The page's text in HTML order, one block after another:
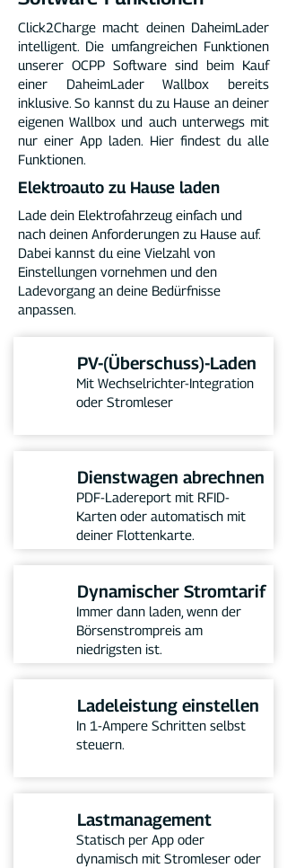
Click2Charge macht deinen DaheimLader
intelligent. Die umfangreichen Funktionen
unserer OCPP Software sind beim Kauf
einer DaheimLader Wallbox bereits
inklusive. So kannst du zu Hause an deiner
eigenen Wallbox und auch unterwegs mit
nur einer App laden. Hier findest du alle
Funktionen.
Elektroauto zu Hause laden
Lade dein Elektrofahrzeug einfach und
nach deinen Anforderungen zu Hause auf.
Dabei kannst du eine Vielzahl von
Einstellungen vornehmen und den
Ladevorgang an deine Bedürfnisse
anpassen.
PV-(Überschuss)-Laden
Mit Wechselrichter-Integration
oder Stromleser
Dienstwagen abrechnen
PDF-Ladereport mit RFID-
Karten oder automatisch mit
deiner Flottenkarte.
Dynamischer Stromtarif
Immer dann laden, wenn der
Börsenstrompreis am
niedrigsten ist.
Ladeleistung einstellen
In 1-Ampere Schritten selbst
steuern.
Lastmanagement
Statisch per App oder
dynamisch mit Stromleser oder